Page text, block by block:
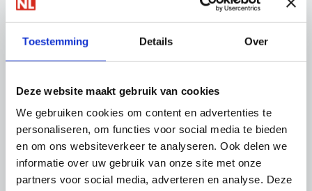
Toestemming Details Over
Deze website maakt gebruik van cookies
We gebruiken cookies om content en advertenties te
personaliseren, om functies voor social media te bieden
en om ons websiteverkeer te analyseren. Ook delen we
informatie over uw gebruik van onze site met onze
partners voor social media, adverteren en analyse. Deze
Sectoren
Glas
Schilders